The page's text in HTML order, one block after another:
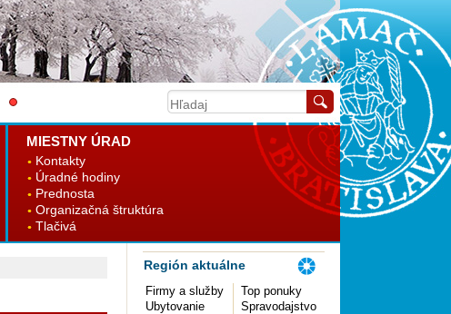
MIESTNY ÚRAD
Kontakty
Úradné hodiny
Prednosta
Organizačná štruktúra
Tlačivá
Región aktuálne
Firmy a služby
Ubytovanie
Top ponuky
Spravodajstvo